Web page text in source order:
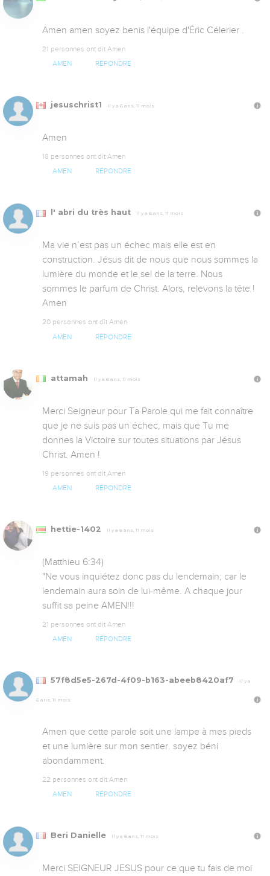
Amen amen soyez benis l'équipe d'Éric Célerier .
21 personnes ont dit Amen
AMEN RÉPONDRE
jesuschrist1 Il y a 6 ans, 11 mois
Amen
18 personnes ont dit Amen
AMEN RÉPONDRE
l' abri du très haut Il y a 6 ans, 11 mois
Ma vie n’est pas un échec mais elle est en
construction. Jésus dit de nous que nous sommes la
lumière du monde et le sel de la terre. Nous
sommes le parfum de Christ. Alors, relevons la tête !
Amen
20 personnes ont dit Amen
AMEN RÉPONDRE
attamah Il y a 6 ans, 11 mois
Merci Seigneur pour Ta Parole qui me fait connaître
que je ne suis pas un échec, mais que Tu me
donnes la Victoire sur toutes situations par Jésus
Christ. Amen !
19 personnes ont dit Amen
AMEN RÉPONDRE
hettie-1402 Il y a 6 ans, 11 mois
(Matthieu 6:34)
"Ne vous inquiétez donc pas du lendemain; car le
lendemain aura soin de lui-même. A chaque jour
suffit sa peine AMEN!!!
21 personnes ont dit Amen
AMEN RÉPONDRE
57f8d5e5-267d-4f09-b163-abeeb8420af7 Il y a
6 ans, 11 mois
Amen que cette parole soit une lampe à mes pieds
et une lumière sur mon sentier. soyez béni
abondamment.
22 personnes ont dit Amen
AMEN RÉPONDRE
Beri Danielle Il y a 6 ans, 11 mois
Merci SEIGNEUR JESUS pour ce que tu fais de moi